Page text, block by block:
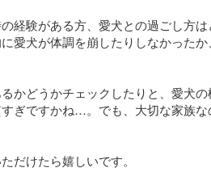
経験がある方、愛犬との過ごし方
愛犬が体調を崩したりしなかった
かどうかチェックしたりと、愛犬
ぎですかね…。でも、大切な家族な
だけたら嬉しいです。